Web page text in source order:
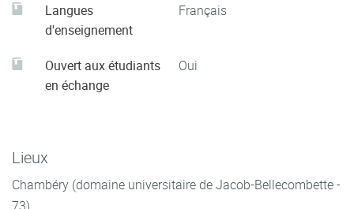
Langues
d'enseignement
Français
Ouvert aux étudiants
en échange
Oui
Lieux
Chambéry (domaine universitaire de Jacob-Bellecombette -